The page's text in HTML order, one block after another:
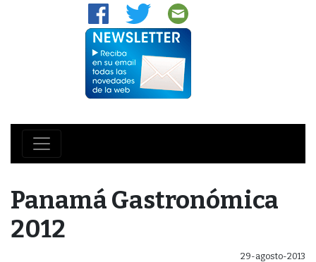
Panamá Gastronómica
2012
29-agosto-2013